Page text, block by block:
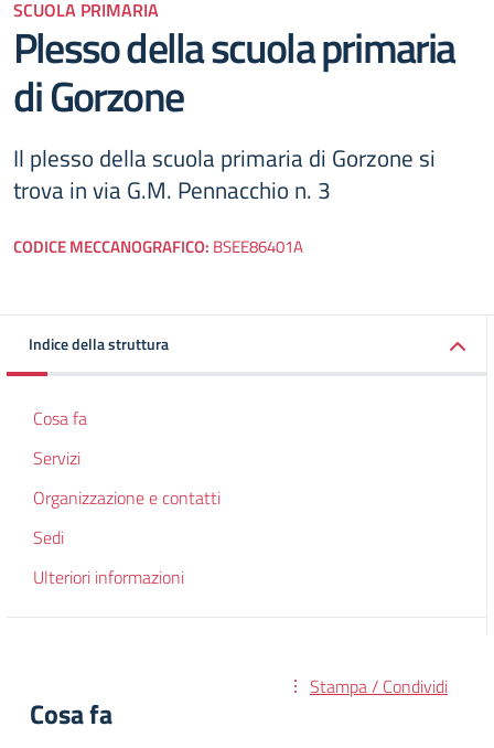
SCUOLA PRIMARIA
Plesso della scuola primaria
di Gorzone
Il plesso della scuola primaria di Gorzone si
trova in via G.M. Pennacchio n. 3
CODICE MECCANOGRAFICO: BSEE86401A
Indice della struttura
Cosa fa
Servizi
Organizzazione e contatti
Sedi
Ulteriori informazioni
Stampa / Condividi
Cosa fa